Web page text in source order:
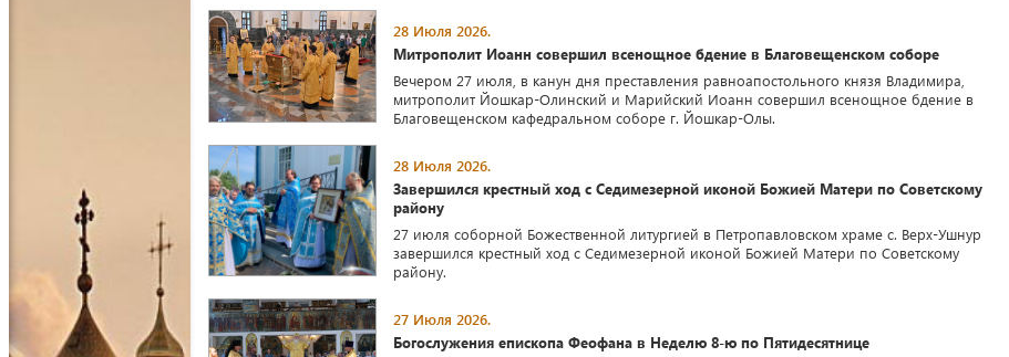
28 Июля 2026.
Митрополит Иоанн совершил всенощное бдение в Благовещенском соборе
Вечером 27 июля, в канун дня преставления равноапостольного князя Владимира,
митрополит Йошкар-Олинский и Марийский Иоанн совершил всенощное бдение в
Благовещенском кафедральном соборе г. Йошкар-Олы.
28 Июля 2026.
Завершился крестный ход с Седимезерной иконой Божией Матери по Советскому
району
27 июля соборной Божественной литургией в Петропавловском храме с. Верх-Ушнур
завершился крестный ход с Седимезерной иконой Божией Матери по Советскому
району.
27 Июля 2026.
Богослужения епископа Феофана в Неделю 8-ю по Пятидесятнице